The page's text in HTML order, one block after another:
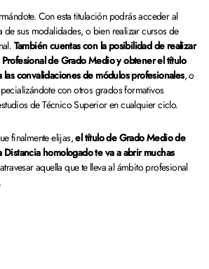
Con esta titulación podrás acceder al
de sus modalidades, o bien realizar cursos de
También cuentas con la posibilidad de realizar
de Grado Medio y obtener el título
las convalidaciones de módulos profesionales, o
con otros grados formativos
de Técnico Superior en cualquier ciclo.
finalmente elijas,el título de Grado Medio de
homologado te va a abrir muchas
aquella que te lleva al ámbito profesional